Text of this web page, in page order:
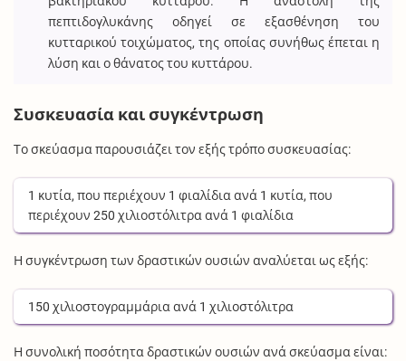
πεπτιδογλυκάνης οδηγεί σε εξασθένηση του
κυτταρικού τοιχώματος, της οποίας συνήθως έπεται η
λύση και ο θάνατος του κυττάρου.
Συσκευασία και συγκέντρωση
Το σκεύασμα παρουσιάζει τον εξής τρόπο συσκευασίας:
1 κυτία, που περιέχουν 1 φιαλίδια ανά 1 κυτία, που
περιέχουν250 χιλιοστόλιτρα ανά 1 φιαλίδια
Η συγκέντρωση των δραστικών ουσιών αναλύεται ως εξής:
150 χιλιοστογραμμάρια ανά 1 χιλιοστόλιτρα
Η συνολική ποσότητα δραστικών ουσιών ανά σκεύασμα είναι: